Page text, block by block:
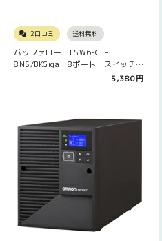
2口コミ 送料無料
バッファロー LSW6-GT-
8NS/BKGiga 8ポート スイッチン
5,380円